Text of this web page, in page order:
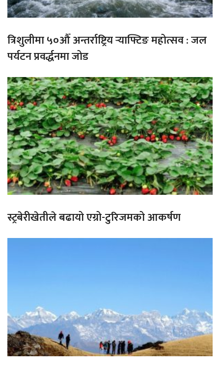
त्रिशुलीमा ५०औँ अन्तर्राष्ट्रिय र्‍याफ्टिङ महोत्सव : जल
पर्यटन प्रवर्द्धनमा जोड
स्ट्रबेरीखेतीले बढायो एग्रो-टुरिजमको आकर्षण